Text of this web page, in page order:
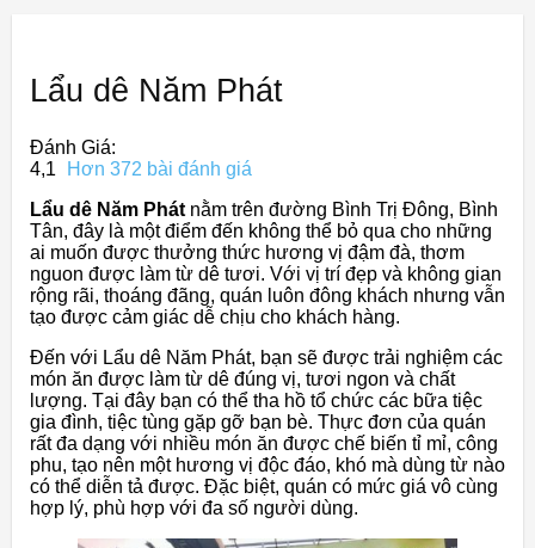
Lẩu dê Năm Phát
Đánh Giá:
4,1
Hơn 372 bài đánh giá
Lẩu dê Năm Phát nằm trên đường Bình Trị Đông, Bình
Tân, đây là một điểm đến không thể bỏ qua cho những
ai muốn được thưởng thức hương vị đậm đà, thơm
nguon được làm từ dê tươi. Với vị trí đẹp và không gian
rộng rãi, thoáng đãng, quán luôn đông khách nhưng vẫn
tạo được cảm giác dễ chịu cho khách hàng.
Đến với Lẩu dê Năm Phát, bạn sẽ được trải nghiệm các
món ăn được làm từ dê đúng vị, tươi ngon và chất
lượng. Tại đây bạn có thể tha hồ tổ chức các bữa tiệc
gia đình, tiệc tùng gặp gỡ bạn bè. Thực đơn của quán
rất đa dạng với nhiều món ăn được chế biến tỉ mỉ, công
phu, tạo nên một hương vị độc đáo, khó mà dùng từ nào
có thể diễn tả được. Đặc biệt, quán có mức giá vô cùng
hợp lý, phù hợp với đa số người dùng.